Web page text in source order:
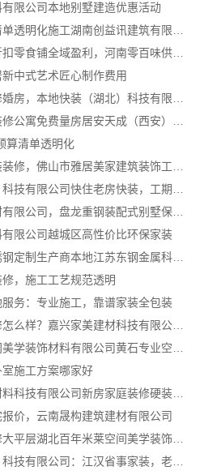
限公司本地别墅建造优惠活动
社区线下实体硬折扣零食铺全域盈利，河南零百味供应链有限公司
中式艺术匠心制作费用
算清单透明化
云南晟构建筑建材有限公司，盘龙重钢装配式别墅保温隔热
限公司越城区高性价比环保家装
东钢金属全屋不锈钢定制生产商本地江苏东钢金属科技有限公司
，施工工艺规范透明
务：专业施工，靠谱家装全包装
南湖区精装房装修怎么样？嘉兴家美建材科技有限公司详解
施工方案哪家好
福建尚艺空间新材料科技有限公司新房家庭装修硬装施工
价，云南晟构建筑建材有限公司
百年米莱设计装修大平层湖北百年米莱空间美学装饰材料有限公司
本地快装（湖北）科技有限公司：江汉省事家装，老房翻新快人一步